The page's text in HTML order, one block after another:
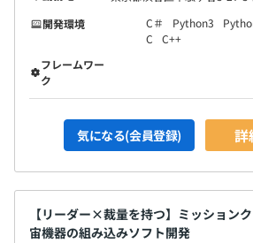
開発環境
C＃ Python3
C
C++
フレームワー
ク
気になる(会員登録) 詳
【リーダー×裁量を持つ】ミッション
宙機器の組み込みソフト開発